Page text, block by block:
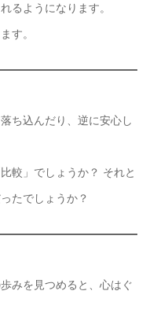
るようになります。
す。
ち込んだり、逆に安心し
較」でしょうか？ それと
たでしょうか？
みを見つめると、心はぐ